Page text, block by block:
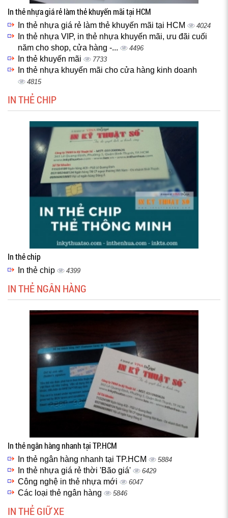
In thẻ nhựa giá rẻ làm thẻ khuyến mãi tại HCM
In thẻ nhựa giá rẻ làm thẻ khuyến mãi tại HCM 4024
In thẻ nhựa VIP, in thẻ nhựa khuyến mãi, ưu đãi cuối
năm cho shop, cửa hàng -...
4496
In thẻ khuyến mãi 7733
In thẻ nhựa khuyến mãi cho cửa hàng kinh doanh
4815
IN THẺ CHIP
In thẻ chip
In thẻ chip 4399
IN THẺ NGÂN HÀNG
In thẻ ngân hàng nhanh tại TP.HCM
In thẻ ngân hàng nhanh tại TP.HCM 5884
In thẻ nhựa giá rẻ thời 'Bão giá' 6429
Công nghệ in thẻ nhựa mới 6047
Các loại thẻ ngân hàng 5846
IN THẺ GIỮ XE